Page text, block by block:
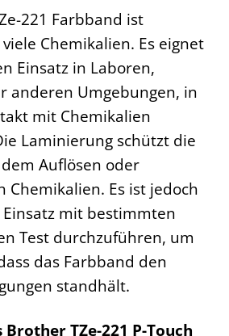
221 Farbband ist
Chemikalien. Es eignet
Einsatz in Laboren,
anderen Umgebungen, in
mit Chemikalien
Laminierung schützt die
Auflösen oder
Chemikalien. Es ist jedoch
mit bestimmten
Test durchzuführen, um
das Farbband den
standhält.
TZe-221 P-Touch